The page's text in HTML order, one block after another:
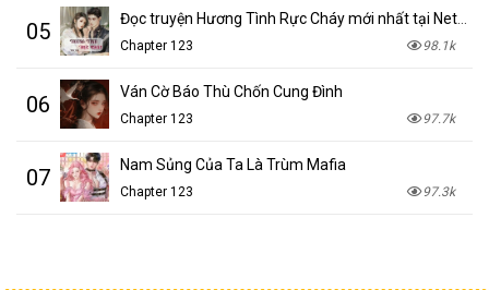
05 Đọc truyện Hương Tình Rực Cháy mới nhất tại NetTruyen
Chapter 123 98.1k
06 Ván Cờ Báo Thù Chốn Cung Đình
Chapter 123 97.7k
07 Nam Sủng Của Ta Là Trùm Mafia
Chapter 123 97.3k